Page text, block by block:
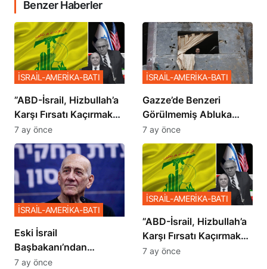
Benzer Haberler
​​​​​​​”ABD-İsrail, Hizbullah’a
Karşı Fırsatı Kaçırmak
İstemiyor”
İSRAİL-AMERİKA-BATI
7 ay önce
​​​​​​​Gazze’de Benzeri
Görülmemiş Abluka
Planı
İSRAİL-AMERİKA-BATI
7 ay önce
Eski İsrail
Başbakanı’ndan
Netanyahu’ya Ağır
İSRAİL-AMERİKA-BATI
7 ay önce
​​​​​​​”ABD-İsrail, Hizbullah’a
Karşı Fırsatı Kaçırmak
İstemiyor”
İSRAİL-AMERİKA-BATI
7 ay önce